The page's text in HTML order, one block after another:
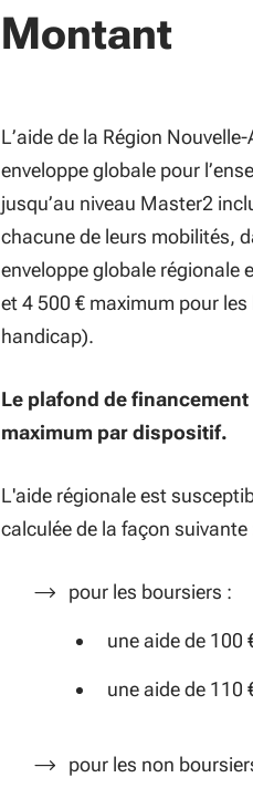
Montant
L’aide de la Région
enveloppe globale pour
jusqu’au niveau Master2
chacune de leurs mobilités,
enveloppe globale régionale
et 4 500 € maximum pour
handicap).
Le plafond de
maximum par dispositif.
L'aide régionale est
calculée de la façon suivante
pour les boursiers :
une aide de 100
une aide de 110
pour les non